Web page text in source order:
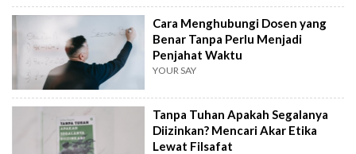
Cara Menghubungi Dosen yang
Benar Tanpa Perlu Menjadi
Penjahat Waktu
YOUR SAY
Tanpa Tuhan Apakah Segalanya
Diizinkan? Mencari Akar Etika
Lewat Filsafat